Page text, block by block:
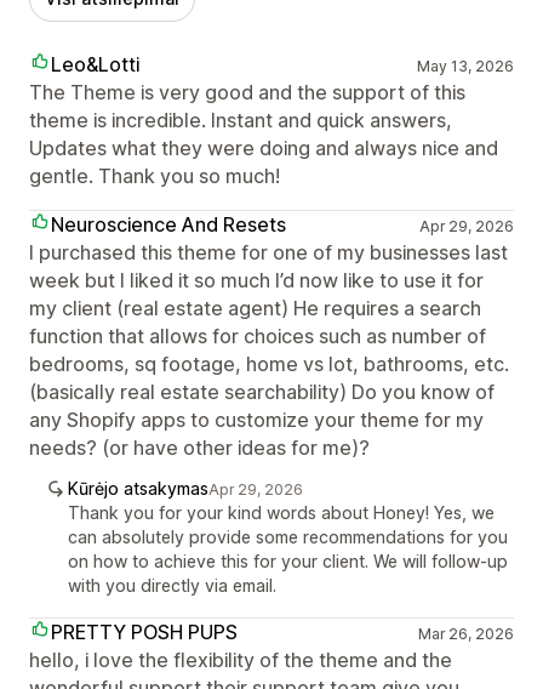
Leo&Lotti May 13, 2026
The Theme is very good and the support of this
theme is incredible. Instant and quick answers,
Updates what they were doing and always nice and
gentle. Thank you so much!
Neuroscience And Resets
Apr 29, 2026
I purchased this theme for one of my businesses last
week but I liked it so much I’d now like to use it for
my client (real estate agent) He requires a search
function that allows for choices such as number of
bedrooms, sq footage, home vs lot, bathrooms, etc.
(basically real estate searchability) Do you know of
any Shopify apps to customize your theme for my
needs? (or have other ideas for me)?
Kūrėjo atsakymasApr 29, 2026
Thank you for your kind words about Honey! Yes, we
can absolutely provide some recommendations for you
on how to achieve this for your client. We will follow-up
with you directly via email.
PRETTY POSH PUPS Mar 26, 2026
hello, i love the flexibility of the theme and the